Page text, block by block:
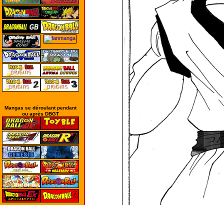
Mangas se déroulant pendant
ou après DBGT